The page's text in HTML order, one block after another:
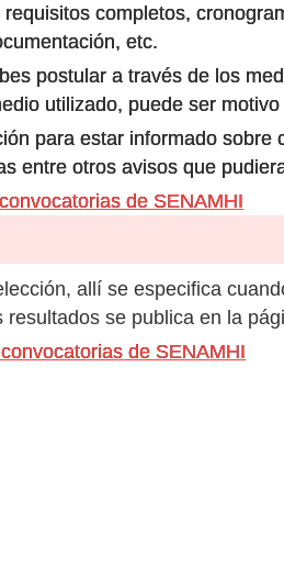
completos,
etc.
postular a través de los
utilizado, puede ser
para estar informado
entre otros avisos que
de SENAMHI
allí se especifica
se publica en la
de SENAMHI